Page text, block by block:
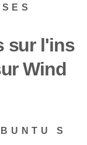
sur l'ins
Wind
S